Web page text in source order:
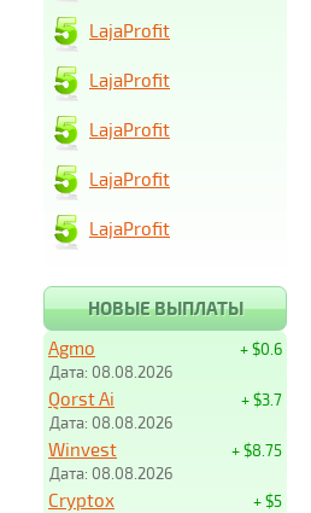
LajaProfit
LajaProfit
LajaProfit
LajaProfit
LajaProfit
НОВЫЕ ВЫПЛАТЫ
+ $0.6
Agmo
Дата: 08.08.2026
+ $3.7
Qorst Ai
Дата: 08.08.2026
+ $8.75
Winvest
Дата: 08.08.2026
+ $5
Cryptox